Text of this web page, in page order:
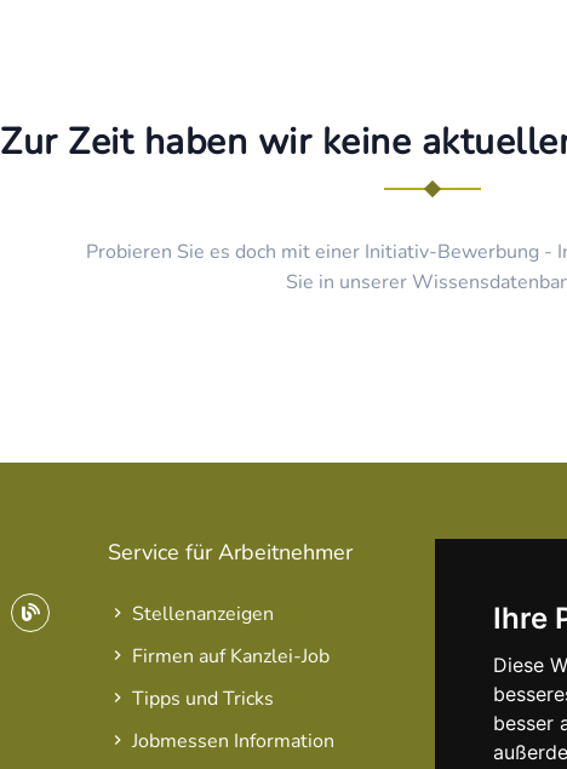
Ihre
Diese
besser
Zur Zeit haben wir keine
Probieren Sie es doch mit einer Initiativ-Bewerbung -
Sie in unserer
Service für Arbeitnehmer
Stellenanzeigen
Firmen auf Kanzlei-Job
Tipps und Tricks
Jobmessen Information
Unsere
Preise